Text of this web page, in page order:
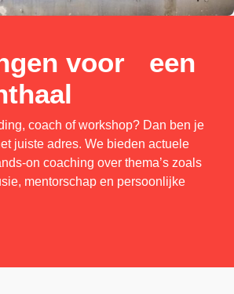
voor een
coach of workshop? Dan ben je
juiste adres. We bieden actuele
on coaching over thema’s zoals
mentorschap en persoonlijke